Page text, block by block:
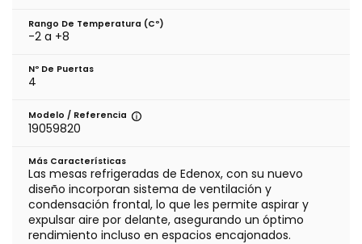
Rango De Temperatura (cº)
-2 a +8
Nº De Puertas
4
Modelo / Referencia
19059820
Más Características
Las mesas refrigeradas de Edenox, con su nuevo
diseño incorporan sistema de ventilación y
condensación frontal, lo que les permite aspirar y
expulsar aire por delante, asegurando un óptimo
rendimiento incluso en espacios encajonados.